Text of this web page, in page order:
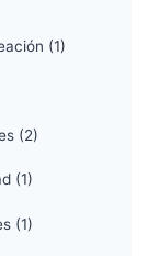
(1)
(2)
(1)
(1)